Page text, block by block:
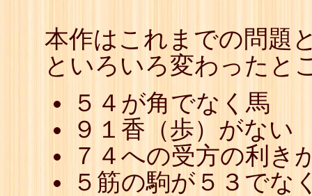
本作はこれまでの問題
といろいろ変わったと
５４が角でなく馬
９１香（歩）がない
７４への受方の利き
５筋の駒が５３でな